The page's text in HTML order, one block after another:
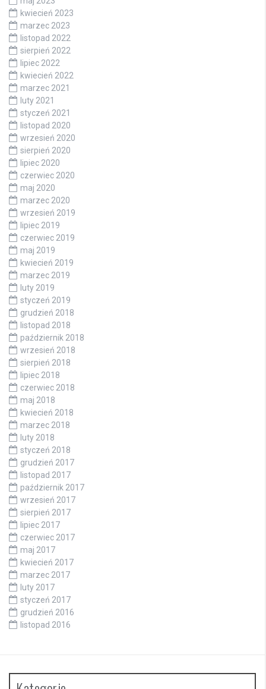
kwiecień 2023
marzec 2023
listopad 2022
sierpień 2022
lipiec 2022
kwiecień 2022
marzec 2021
luty 2021
styczeń 2021
listopad 2020
wrzesień 2020
sierpień 2020
lipiec 2020
czerwiec 2020
maj 2020
marzec 2020
wrzesień 2019
lipiec 2019
czerwiec 2019
maj 2019
kwiecień 2019
marzec 2019
luty 2019
styczeń 2019
grudzień 2018
listopad 2018
październik 2018
wrzesień 2018
sierpień 2018
lipiec 2018
czerwiec 2018
maj 2018
kwiecień 2018
marzec 2018
luty 2018
styczeń 2018
grudzień 2017
listopad 2017
październik 2017
wrzesień 2017
sierpień 2017
lipiec 2017
czerwiec 2017
maj 2017
kwiecień 2017
marzec 2017
luty 2017
styczeń 2017
grudzień 2016
listopad 2016